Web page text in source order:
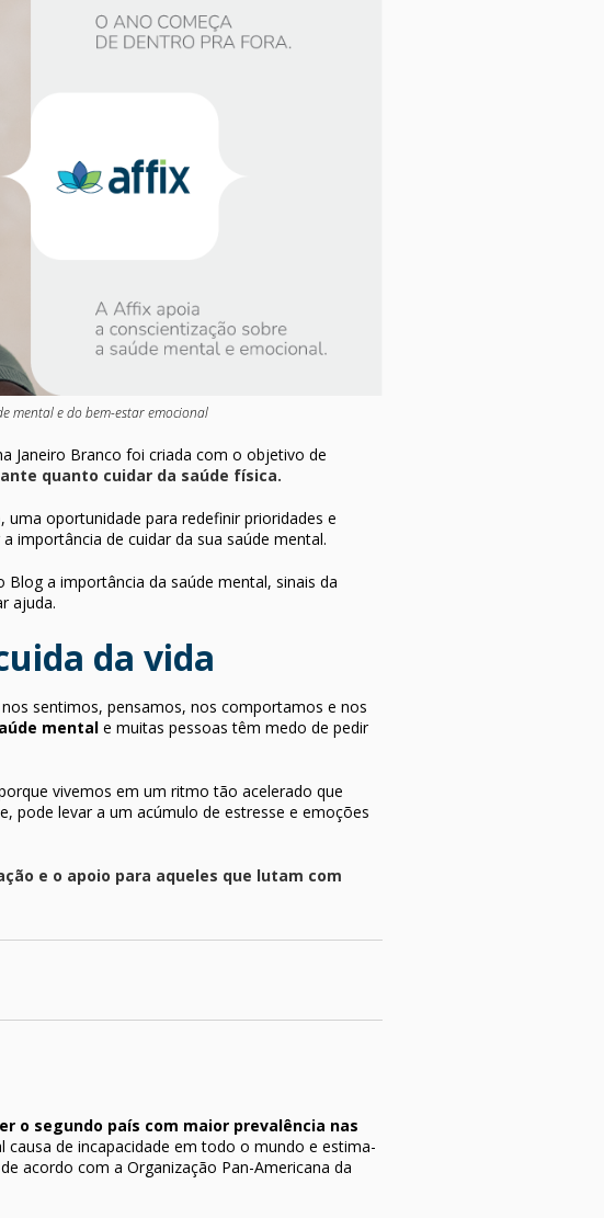
mental e do bem-estar emocional
Janeiro Branco foi criada com o objetivo de
quanto cuidar da saúde física.
oportunidade para redefinir prioridades e
importância de cuidar da sua saúde mental.
Blog a importância da saúde mental, sinais da
ajuda.
da vida
sentimos, pensamos, nos comportamos e nos
mental e muitas pessoas têm medo de pedir
vivemos em um ritmo tão acelerado que
pode levar a um acúmulo de estresse e emoções
e o apoio para aqueles que lutam com
o segundo país com maior prevalência nas
causa de incapacidade em todo o mundo e estima-
acordo com a Organização Pan-Americana da